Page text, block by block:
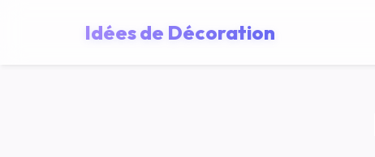
Idées de Décoration